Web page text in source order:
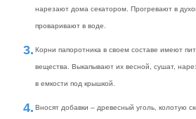
нарезают дома секатором. Прогревают в
проваривают в воде.
Корни папоротника в своем составе имеют
вещества. Выкапывают их весной, сушат,
в емкости под крышкой.
Вносят добавки – древесный уголь, колотую